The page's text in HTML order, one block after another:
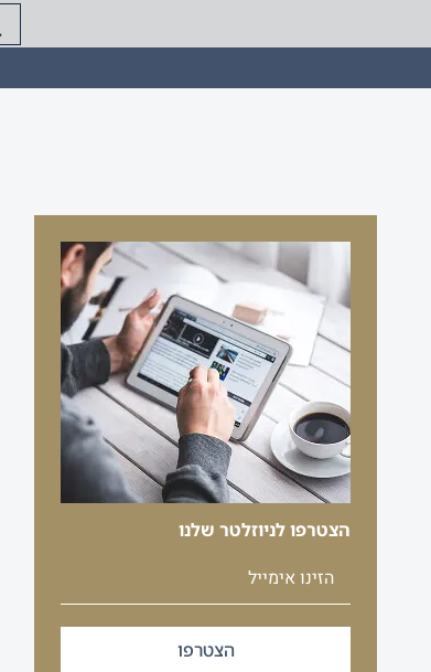
הצטרפו לניוזלטר שלנו
הצטרפו